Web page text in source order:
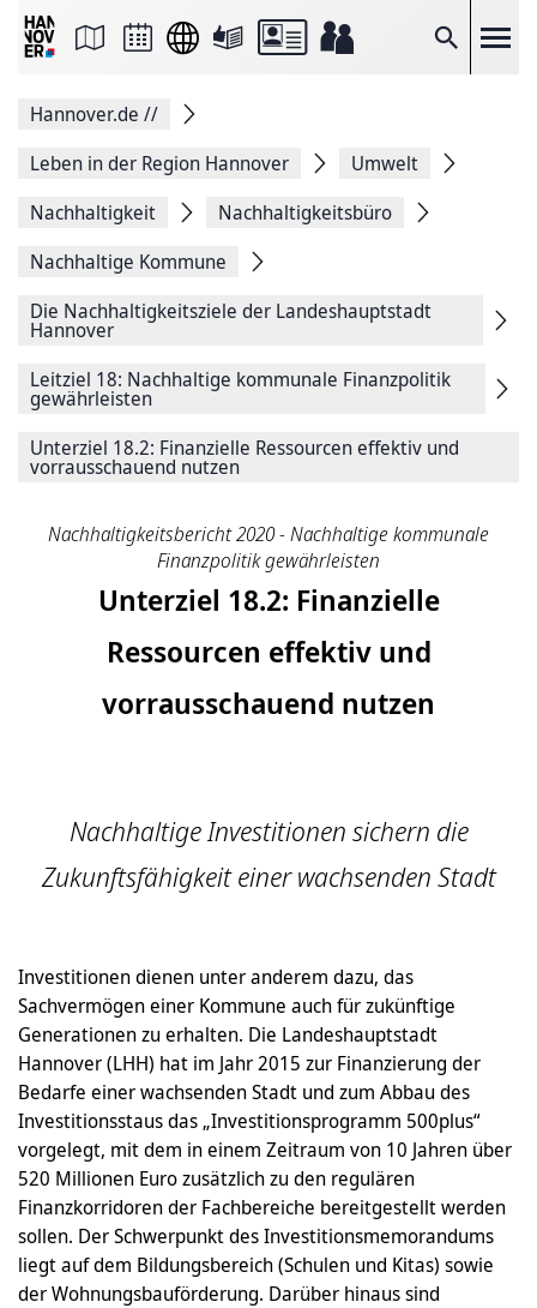
Suche
Seite
Facebook
teilen
Seitenlink
Seite
Hannover.de //
Leben in der Region Hannover
Umwelt
Nachhaltigkeit
Nachhaltigkeitsbüro
Nachhaltige Kommune
Die Nachhaltigkeitsziele der Landeshauptstadt
Hannover
Leitziel 18: Nachhaltige kommunale Finanzpolitik
gewährleisten
Unterziel 18.2: Finanzielle Ressourcen effektiv und
vorrausschauend nutzen
Nachhaltigkeitsbericht 2020 - Nachhaltige kommunale
Finanzpolitik gewährleisten
Unterziel 18.2: Finanzielle
Ressourcen effektiv und
vorrausschauend nutzen
Nachhaltige Investitionen sichern die
Zukunftsfähigkeit einer wachsenden Stadt
Investitionen dienen unter anderem dazu, das
Sachvermögen einer Kommune auch für zukünftige
Generationen zu erhalten. Die Landeshauptstadt
Hannover (LHH) hat im Jahr 2015 zur Finanzierung der
Bedarfe einer wachsenden Stadt und zum Abbau des
Investitionsstaus das „Investitionsprogramm 500plus“
vorgelegt, mit dem in einem Zeitraum von 10 Jahren über
520 Millionen Euro zusätzlich zu den regulären
Finanzkorridoren der Fachbereiche bereitgestellt werden
sollen. Der Schwerpunkt des Investitionsmemorandums
liegt auf dem Bildungsbereich (Schulen und Kitas) sowie
der Wohnungsbauförderung. Darüber hinaus sind